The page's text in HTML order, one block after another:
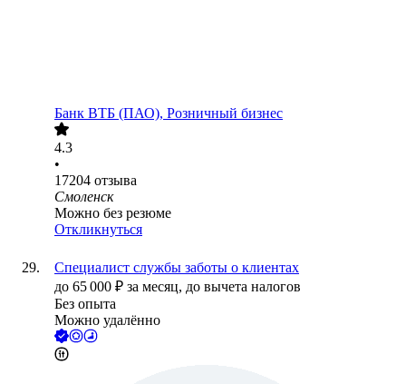
Банк ВТБ (ПАО), Розничный бизнес
4.3
•
17204 отзыва
Смоленск
Можно без резюме
Откликнуться
Специалист службы заботы о клиентах
до 65 000 ₽ за месяц, до вычета налогов
Без опыта
Можно удалённо